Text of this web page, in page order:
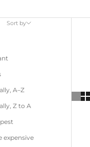
Sort by
A–Z
Z to A
expensive